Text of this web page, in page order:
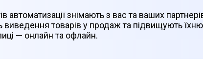
автоматизації знімають з вас та ваших
товарів у продаж та підвищують їхню
— онлайн та офлайн.